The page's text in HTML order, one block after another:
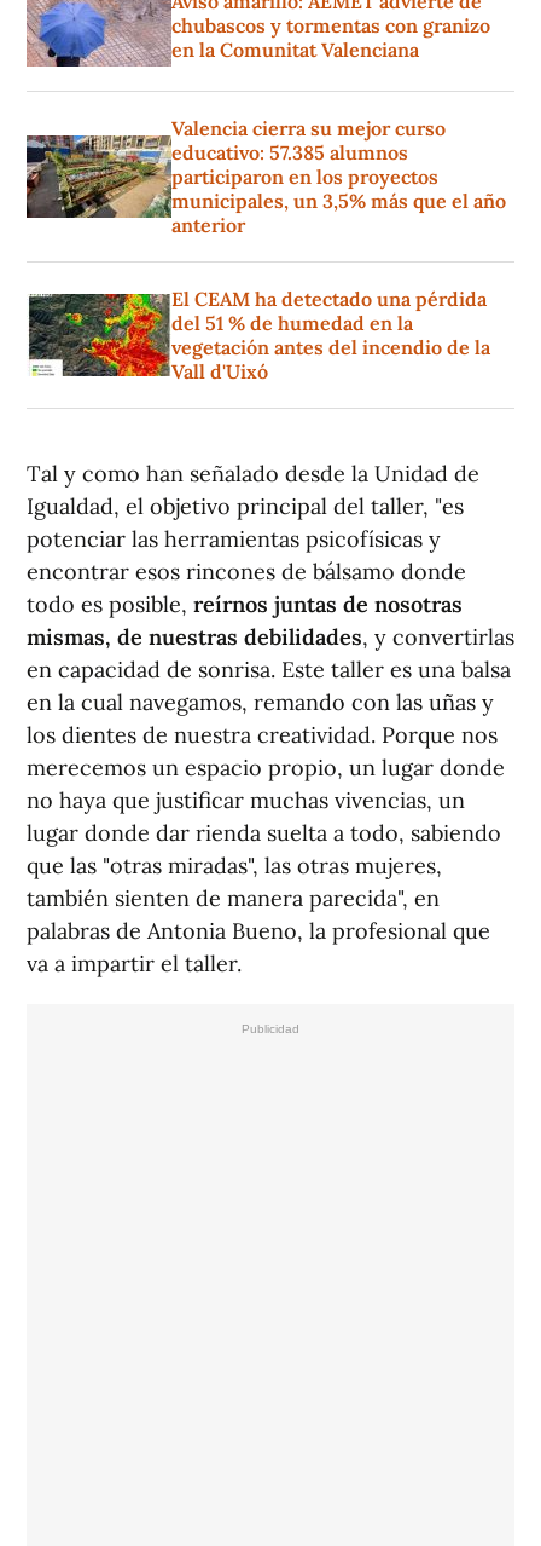
chubascos y tormentas con granizo
en la Comunitat Valenciana
Valencia cierra su mejor curso
educativo: 57.385 alumnos
participaron en los proyectos
municipales, un 3,5% más que el año
anterior
El CEAM ha detectado una pérdida
del 51 % de humedad en la
vegetación antes del incendio de la
Vall d'Uixó
Tal y como han señalado desde la Unidad de
Igualdad, el objetivo principal del taller, "es
potenciar las herramientas psicofísicas y
encontrar esos rincones de bálsamo donde
todo es posible, reírnos juntas de nosotras
mismas, de nuestras debilidades, y convertirlas
en capacidad de sonrisa. Este taller es una balsa
en la cual navegamos, remando con las uñas y
los dientes de nuestra creatividad. Porque nos
merecemos un espacio propio, un lugar donde
no haya que justificar muchas vivencias, un
lugar donde dar rienda suelta a todo, sabiendo
que las "otras miradas", las otras mujeres,
también sienten de manera parecida", en
palabras de Antonia Bueno, la profesional que
va a impartir el taller.